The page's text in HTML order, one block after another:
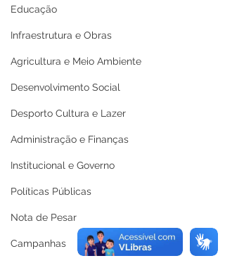
Educação
Infraestrutura e Obras
Agricultura e Meio Ambiente
Desenvolvimento Social
Desporto Cultura e Lazer
Administração e Finanças
Institucional e Governo
Políticas Públicas
Nota de Pesar
Campanhas